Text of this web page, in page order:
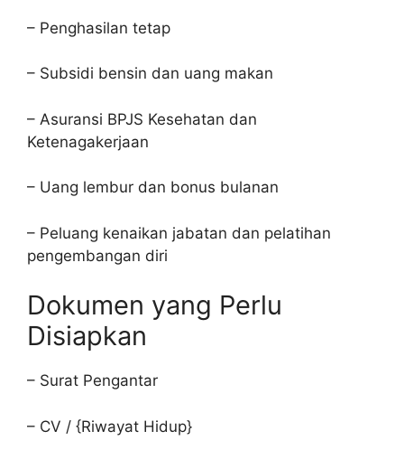
– Penghasilan tetap
– Subsidi bensin dan uang makan
– Asuransi BPJS Kesehatan dan
Ketenagakerjaan
– Uang lembur dan bonus bulanan
– Peluang kenaikan jabatan dan pelatihan
pengembangan diri
Dokumen yang Perlu
Disiapkan
– Surat Pengantar
– CV / {Riwayat Hidup}